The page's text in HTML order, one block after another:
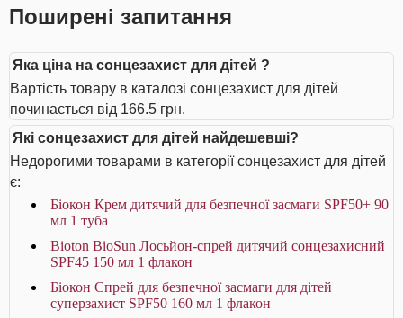
Поширені запитання
Яка ціна на сонцезахист для дітей ?
Вартість товару в каталозі сонцезахист для дітей
починається від 166.5 грн.
Які сонцезахист для дітей найдешевші?
Недорогими товарами в категорії сонцезахист для дітей
є:
Біокон Крем дитячий для безпечної засмаги SPF50+ 90
мл 1 туба
Bioton BioSun Лосьйон-спрей дитячий сонцезахисний
SPF45 150 мл 1 флакон
Біокон Спрей для безпечної засмаги для дітей
суперзахист SPF50 160 мл 1 флакон